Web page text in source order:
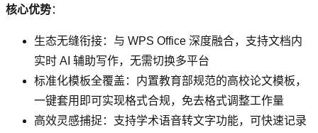
核心优势：
生态无缝衔接：与 WPS Office 深度融合，支持文档内
实时 AI 辅助写作，无需切换多平台
标准化模板全覆盖：内置教育部规范的高校论文模板，
一键套用即可实现格式合规，免去格式调整工作量
高效灵感捕捉：支持学术语音转文字功能，可快速记录